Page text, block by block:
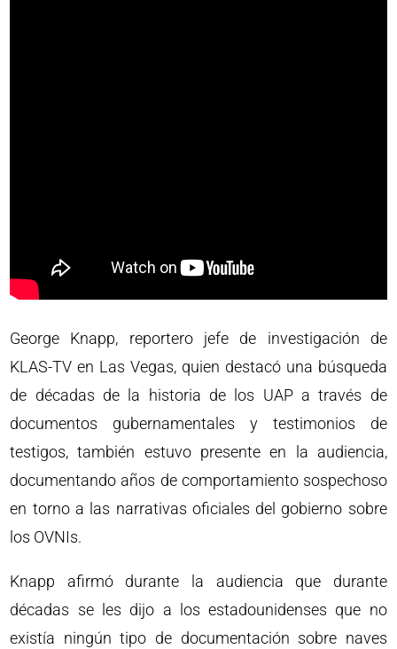
George Knapp, reportero jefe de investigación de
KLAS-TV en Las Vegas, quien destacó una búsqueda
de décadas de la historia de los UAP a través de
documentos gubernamentales y testimonios de
testigos, también estuvo presente en la audiencia,
documentando años de comportamiento sospechoso
en torno a las narrativas oficiales del gobierno sobre
los OVNIs.
Knapp afirmó durante la audiencia que durante
décadas se les dijo a los estadounidenses que no
existía ningún tipo de documentación sobre naves